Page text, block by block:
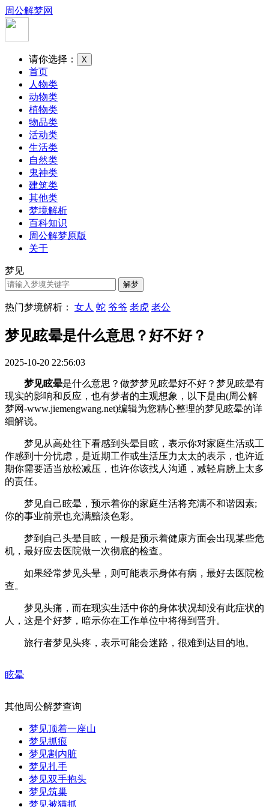
周公解梦网
请你选择： X
首页
人物类
动物类
植物类
物品类
活动类
生活类
自然类
鬼神类
建筑类
其他类
梦境解析
百科知识
周公解梦原版
关于
梦见
热门梦境解析： 女人 蛇 爷爷 老虎 老公
梦见眩晕是什么意思？好不好？
2025-10-20 22:56:03
梦见眩晕是什么意思？做梦梦见眩晕好不好？梦见眩晕有
现实的影响和反应，也有梦者的主观想象，以下是由(周公解
梦网-www.jiemengwang.net)编辑为您精心整理的梦见眩晕的详
细解说。
梦见从高处往下看感到头晕目眩，表示你对家庭生活或工
作感到十分忧虑，是近期工作或生活压力太太的表示，也许近
期你需要适当放松减压，也许你该找人沟通，减轻肩膀上太多
的责任。
梦见自己眩晕，预示着你的家庭生活将充满不和谐因素;
你的事业前景也充满黯淡色彩。
梦到自己头晕目眩，一般是预示着健康方面会出现某些危
机，最好应去医院做一次彻底的检查。
如果经常梦见头晕，则可能表示身体有病，最好去医院检
查。
梦见头痛，而在现实生活中你的身体状况却没有此症状的
人，这是个好梦，暗示你在工作单位中将得到晋升。
旅行者梦见头疼，表示可能会迷路，很难到达目的地。
眩晕
其他周公解梦查询
梦见顶着一座山
梦见抓痕
梦见割内脏
梦见扎手
梦见双手抱头
梦见筑巢
梦见被猫抓